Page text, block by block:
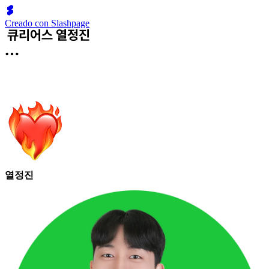
Creado con Slashpage
열정진